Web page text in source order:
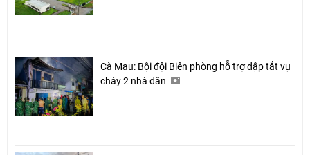
Cà Mau: Bội đội Biên phòng hỗ trợ dập tắt vụ
cháy 2 nhà dân